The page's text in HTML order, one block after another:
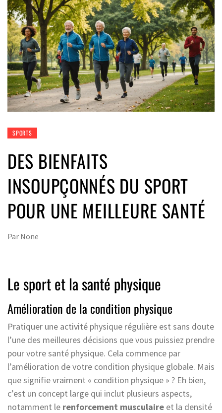
SPORTS
DES BIENFAITS
INSOUPÇONNÉS DU SPORT
POUR UNE MEILLEURE SANTÉ
Par None
Le sport et la santé physique
Amélioration de la condition physique
Pratiquer une activité physique régulière est sans doute
l’une des meilleures décisions que vous puissiez prendre
pour votre santé physique. Cela commence par
l’amélioration de votre condition physique globale. Mais
que signifie vraiment « condition physique » ? Eh bien,
c’est un concept large qui inclut plusieurs aspects,
notamment le renforcement musculaire et la densité